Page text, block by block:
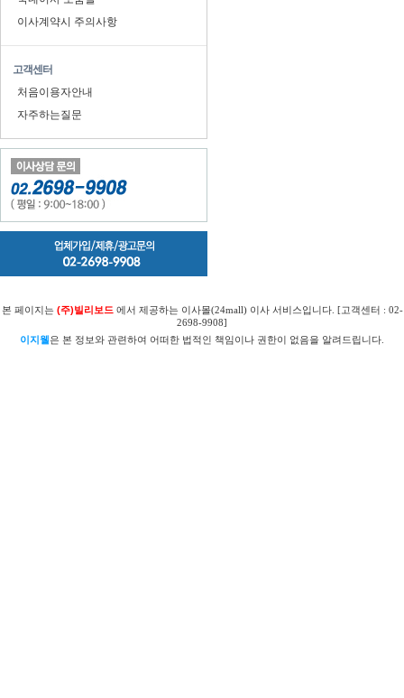
이사계약시 주의사항
고객센터
처음이용자안내
자주하는질문
본 페이지는 (주)빌리보드 에서 제공하는 이사몰(24mall) 이사 서비스입니다. [고객센터 : 02-
2698-9908]
이지웰은 본 정보와 관련하여 어떠한 법적인 책임이나 권한이 없음을 알려드립니다.